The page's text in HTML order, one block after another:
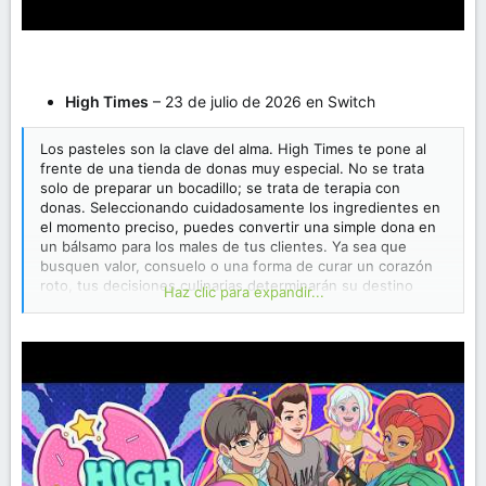
High Times – 23 de julio de 2026 en Switch
Los pasteles son la clave del alma. High Times te pone al
frente de una tienda de donas muy especial. No se trata
solo de preparar un bocadillo; se trata de terapia con
donas. Seleccionando cuidadosamente los ingredientes en
el momento preciso, puedes convertir una simple dona en
un bálsamo para los males de tus clientes. Ya sea que
busquen valor, consuelo o una forma de curar un corazón
roto, tus decisiones culinarias determinarán su destino
Haz clic para expandir...